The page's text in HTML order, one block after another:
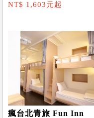
NT$ 1,603元起
瘋台北青旅 Fun Inn